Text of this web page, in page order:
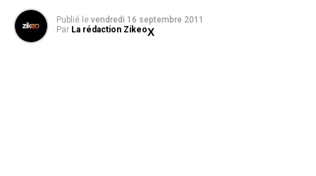
Publié le vendredi 16 septembre 2011
Par La rédaction Zikeo